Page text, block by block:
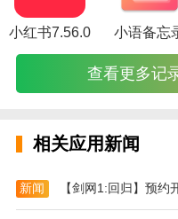
抢先阅读极速版_图片2
小红书7.56.0 小语备忘
查看更多记
相关应用新闻
新闻 【剑网1:回归】预约